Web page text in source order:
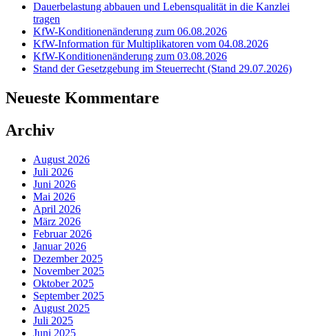
Dauerbelastung abbauen und Lebensqualität in die Kanzlei
tragen
KfW-Konditionenänderung zum 06.08.2026
KfW-Information für Multiplikatoren vom 04.08.2026
KfW-Konditionenänderung zum 03.08.2026
Stand der Gesetzgebung im Steuerrecht (Stand 29.07.2026)
Neueste Kommentare
Archiv
August 2026
Juli 2026
Juni 2026
Mai 2026
April 2026
März 2026
Februar 2026
Januar 2026
Dezember 2025
November 2025
Oktober 2025
September 2025
August 2025
Juli 2025
Juni 2025